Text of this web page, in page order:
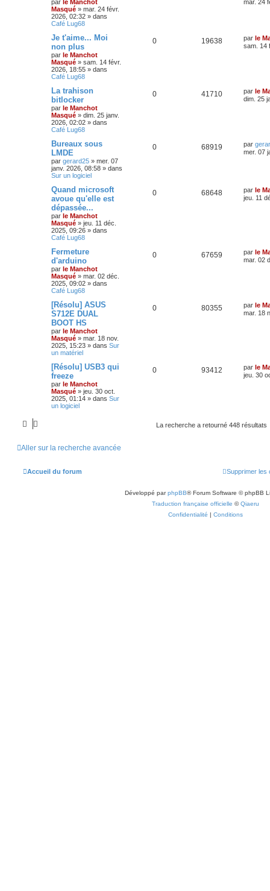
par le Manchot
Masqué » mar. 24 févr.
2026, 02:32 » dans
Café Lug68
mar. 24
Je t'aime... Moi
non plus
par le Manchot
Masqué » sam. 14 févr.
2026, 18:55 » dans
Café Lug68
0 19638 par le
sam. 14
La trahison
bitlocker
par le Manchot
Masqué » dim. 25 janv.
2026, 02:02 » dans
Café Lug68
0 41710 par le
dim. 25
Bureaux sous
LMDE
par gerard25 » mer. 07
janv. 2026, 08:58 » dans
Sur un logiciel
0 68919 par
mer. 07
Quand microsoft
avoue qu'elle est
dépassée...
par le Manchot
Masqué » jeu. 11 déc.
2025, 09:26 » dans
Café Lug68
0 68648 par le
jeu. 11
Fermeture
d'arduino
par le Manchot
Masqué » mar. 02 déc.
2025, 09:02 » dans
Café Lug68
0 67659 par le
mar. 02
[Résolu] ASUS
S712E DUAL
BOOT HS
par le Manchot
Masqué » mar. 18 nov.
2025, 15:23 » dans Sur
un matériel
0 80355 par le
mar. 18
[Résolu] USB3 qui
freeze
par le Manchot
Masqué » jeu. 30 oct.
2025, 01:14 » dans Sur
un logiciel
0 93412 par le
jeu. 30
La recherche a retourné 448 résultats
Aller sur la recherche avancée
Accueil du forum Supprimer les
Développé parphpBB® Forum Software © phpBB
Traduction française officielle ©Qiaeru
Confidentialité | Conditions